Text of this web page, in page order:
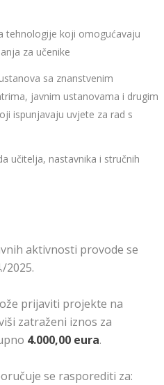
tehnologije koji omogućavaju
za učenike
sa znanstvenim
javnim ustanovama i drugim
ispunjavaju uvjete za rad s
učitelja, nastavnika i stručnih
aktivnosti provode se
2025.
prijaviti projekte na
zatraženi iznos za
4.000,00 eura.
se rasporediti za: